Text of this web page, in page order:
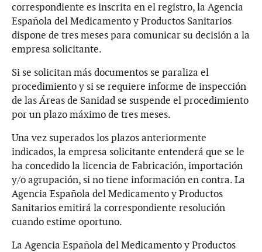
correspondiente es inscrita en el registro, la Agencia
Española del Medicamento y Productos Sanitarios
dispone de tres meses para comunicar su decisión a la
empresa solicitante.
Si se solicitan más documentos se paraliza el
procedimiento y si se requiere informe de inspección
de las Áreas de Sanidad se suspende el procedimiento
por un plazo máximo de tres meses.
Una vez superados los plazos anteriormente
indicados, la empresa solicitante entenderá que se le
ha concedido la licencia de Fabricación, importación
y/o agrupación, si no tiene información en contra. La
Agencia Española del Medicamento y Productos
Sanitarios emitirá la correspondiente resolución
cuando estime oportuno.
La Agencia Española del Medicamento y Productos